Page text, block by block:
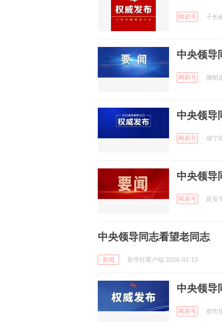
网易号 子长
中央领导
网易号 微昭
中央领导
网易号 咸宁
中央领导
网易号 延安
中央领导同志看望老同志
新闻 新华社客户端 2026-02-13
中央领导
网易号 都市